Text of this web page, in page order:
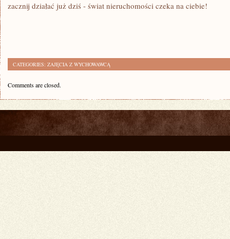
zacznij działać już dziś -⁢ świat nieruchomości⁢ czeka ⁢na ciebie!
CATEGORIES: ZAJĘCIA Z WYCHOWAWCĄ
Comments are closed.